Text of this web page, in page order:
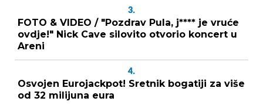
3.
FOTO & VIDEO / "Pozdrav Pula, j**** je vruće
ovdje!" Nick Cave silovito otvorio koncert u
Areni
4.
Osvojen Eurojackpot! Sretnik bogatiji za više
od 32 milijuna eura